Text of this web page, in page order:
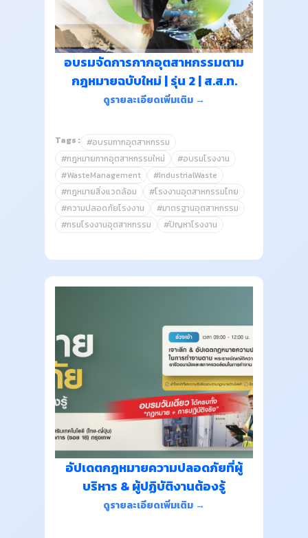
อบรมจัดการกากอุตสาหกรรมตาม
กฎหมายฉบับใหม่ | รุ่น 2 | ส.ส.ท.
ดูรายละเอียดเพิ่มเติม →
Tags : #อบรมกากอุตสาหกรรม
#กฎหมายกากอุตสาหกรรมใหม่
#อบรมโรงงาน
#WasteManagement
#IndustrialWaste
#กฎหมายสิ่งแวดล้อม
#โรงงานอุตสาหกรรมไทย
#ความปลอดภัยโรงงาน
#มาตรฐานอุตสาหกรรม
#กรมโรงงานอุตสาหกรรม
#ปัญหาโรงงาน
อัปเดตกฎหมายความปลอดภัยที่ผู้
บริหาร & ผู้ปฏิบัติงานต้องรู้
ดูรายละเอียดเพิ่มเติม →